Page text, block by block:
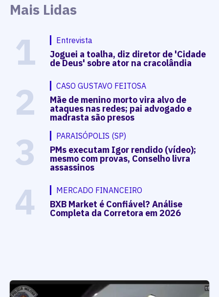
Mais Lidas
1 Entrevista
Joguei a toalha, diz diretor de 'Cidade
de Deus' sobre ator na cracolândia
2 CASO GUSTAVO FEITOSA
Mãe de menino morto vira alvo de
ataques nas redes; pai advogado e
madrasta são presos
3 PARAISÓPOLIS (SP)
PMs executam Igor rendido (vídeo);
mesmo com provas, Conselho livra
assassinos
4 MERCADO FINANCEIRO
BXB Market é Confiável? Análise
Completa da Corretora em 2026